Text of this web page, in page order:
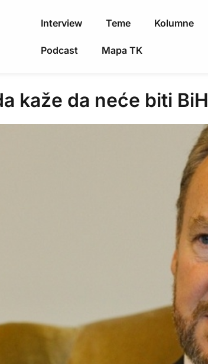
Interview Teme Kolumne
Podcast Mapa TK
kaže da neće biti BiH